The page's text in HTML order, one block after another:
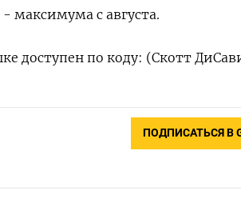
- максимума с августа.
доступен по коду: (Скотт
ПОДПИСАТЬСЯ В